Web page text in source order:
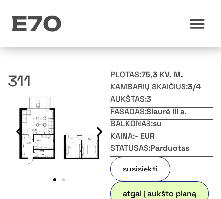
311 PLOTAS:75,3 KV. M.
KAMBARIŲ SKAIČIUS:3/4
AUKŠTAS:3
FASADAS:Šiaurė III a.
BALKONAS:su
KAINA:- EUR
STATUSAS:Parduotas
susisiekti
atgal į aukšto planą